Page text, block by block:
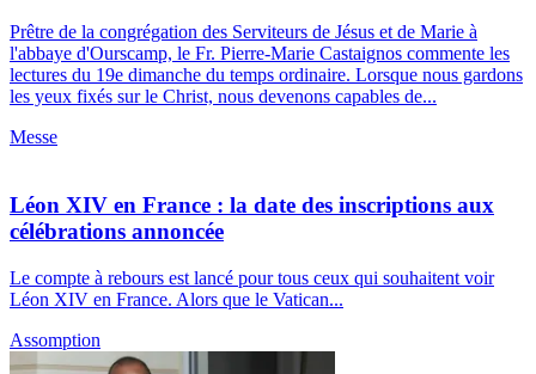
Prêtre de la congrégation des Serviteurs de Jésus et de Marie à
l'abbaye d'Ourscamp, le Fr. Pierre-Marie Castaignos commente les
lectures du 19e dimanche du temps ordinaire. Lorsque nous gardons
les yeux fixés sur le Christ, nous devenons capables de...
Messe
Léon XIV en France : la date des inscriptions aux
célébrations annoncée
Le compte à rebours est lancé pour tous ceux qui souhaitent voir
Léon XIV en France. Alors que le Vatican...
Assomption